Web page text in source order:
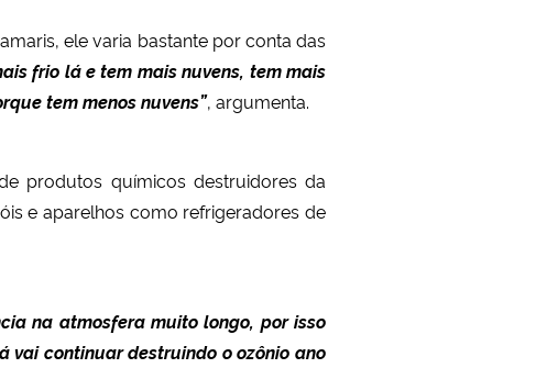
ele varia bastante por conta das
frio lá e tem mais nuvens, tem mais
tem menos nuvens”, argumenta.
produtos químicos destruidores da
e aparelhos como refrigeradores de
na atmosfera muito longo, por isso
vai continuar destruindo o ozônio ano